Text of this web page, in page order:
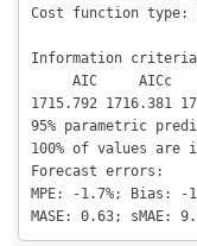
Cost function type:
Information
AIC     AICc
1715.792 1716.381
95% parametric
100% of values
Forecast errors:
MPE: -1.7%; Bias: -
MASE: 0.63; sMAE: